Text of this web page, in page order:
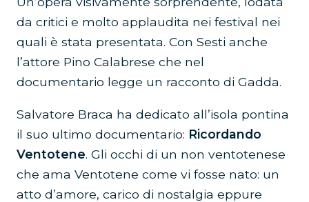
da critici e molto applaudita nei festival nei
quali è stata presentata. Con Sesti anche
l’attore Pino Calabrese che nel
documentario legge un racconto di Gadda.
Salvatore Braca ha dedicato all’isola pontina
il suo ultimo documentario: Ricordando
Ventotene. Gli occhi di un non ventotenese
che ama Ventotene come vi fosse nato: un
atto d’amore, carico di nostalgia eppure